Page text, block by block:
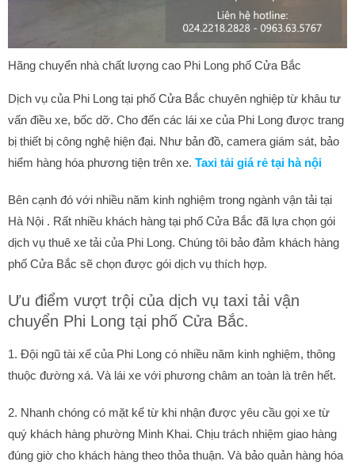
Hãng chuyển nhà chất lượng cao Phi Long phố Cửa Bắc
Dịch vụ của Phi Long tại phố Cửa Bắc chuyên nghiệp từ khâu tư
vấn điều xe, bốc dỡ. Cho đến các lái xe của Phi Long được trang
bị thiết bị công nghệ hiện đại. Như bản đồ, camera giám sát, bảo
hiểm hàng hóa phương tiện trên xe. Taxi tải giá rẻ tại hà nội
Bên cạnh đó với nhiều năm kinh nghiệm trong ngành vận tải tại
Hà Nội . Rất nhiều khách hàng tại phố Cửa Bắc đã lựa chọn gói
dịch vụ thuê xe tải của Phi Long. Chúng tôi bảo đảm khách hàng
phố Cửa Bắc sẽ chọn được gói dịch vụ thích hợp.
Ưu điểm vượt trội của dịch vụ taxi tải vận
chuyển Phi Long tại phố Cửa Bắc.
1. Đội ngũ tài xế của Phi Long có nhiều năm kinh nghiệm, thông
thuộc đường xá. Và lái xe với phương châm an toàn là trên hết.
2. Nhanh chóng có mặt kể từ khi nhận được yêu cầu gọi xe từ
quý khách hàng phường Minh Khai. Chịu trách nhiệm giao hàng
đúng giờ cho khách hàng theo thỏa thuận. Và bảo quản hàng hóa